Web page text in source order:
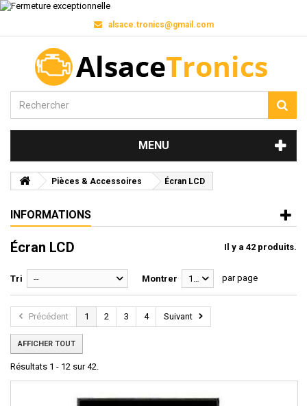
alsace.tronics@gmail.com
MENU
Pièces & Accessoires Écran LCD
INFORMATIONS
Écran LCD Il y a 42 produits.
Tri -- Montrer 12 par page
Précédent 1 2 3 4 Suivant
AFFICHER TOUT
Résultats 1 - 12 sur 42.